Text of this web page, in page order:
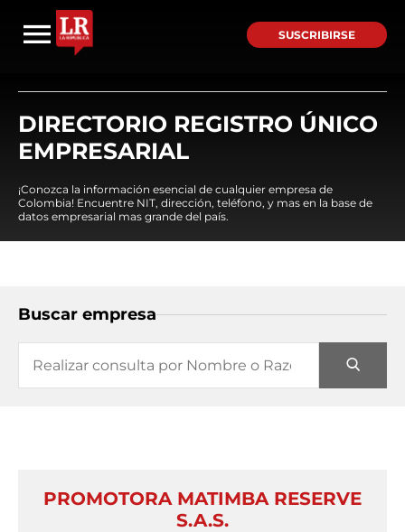
SUSCRIBIRSE
DIRECTORIO REGISTRO ÚNICO
EMPRESARIAL
¡Conozca la información esencial de cualquier empresa de
Colombia! Encuentre NIT, dirección, teléfono, y mas en la base de
datos empresarial mas grande del país.
Buscar empresa
PROMOTORA MATIMBA RESERVE
S.A.S.